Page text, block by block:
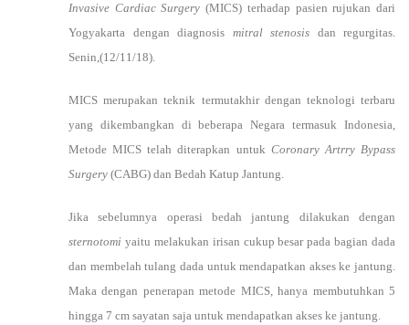
Invasive Cardiac Surgery (MICS) terhadap pasien rujukan dari
Yogyakarta dengan diagnosis mitral stenosis dan regurgitas.
Senin,(12/11/18).
MICS merupakan teknik termutakhir dengan teknologi terbaru
yang dikembangkan di beberapa Negara termasuk Indonesia,
Metode MICS telah diterapkan untuk Coronary Artrry Bypass
Surgery (CABG) dan Bedah Katup Jantung.
Jika sebelumnya operasi bedah jantung dilakukan dengan
sternotomi yaitu melakukan irisan cukup besar pada bagian dada
dan membelah tulang dada untuk mendapatkan akses ke jantung.
Maka dengan penerapan metode MICS, hanya membutuhkan 5
hingga 7 cm sayatan saja untuk mendapatkan akses ke jantung.